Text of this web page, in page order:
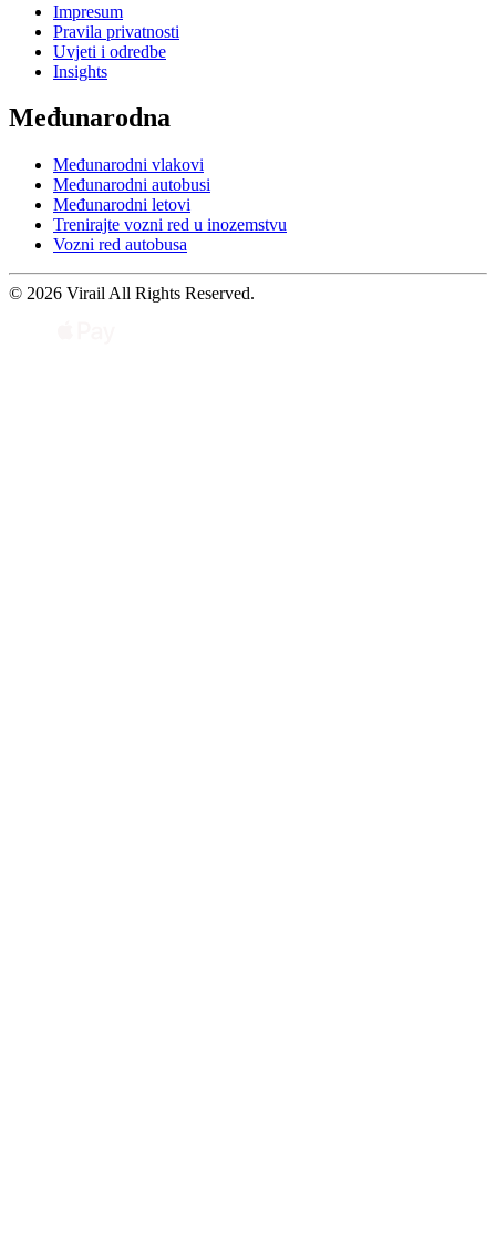
Impresum
Pravila privatnosti
Uvjeti i odredbe
Insights
Međunarodna
Međunarodni vlakovi
Međunarodni autobusi
Međunarodni letovi
Trenirajte vozni red u inozemstvu
Vozni red autobusa
© 2026 Virail All Rights Reserved.